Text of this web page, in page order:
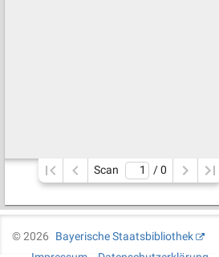
Scan / 0
©2026
Bayerische Staatsbibliothek